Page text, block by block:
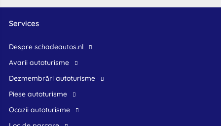
Services
Despre schadeautos.nl
Avarii autoturisme
Dezmembrări autoturisme
Piese autoturisme
Ocazii autoturisme